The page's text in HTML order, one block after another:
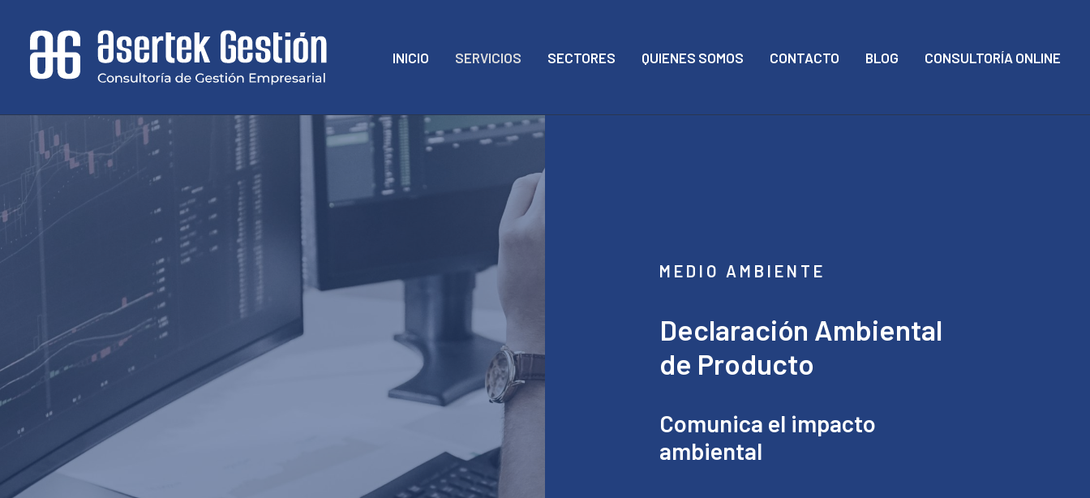
INICIO SERVICIOS SECTORES QUIENES SOMOS CONTACTO BLOG CONSULTORÍA ONLINE
MEDIO AMBIENTE
Declaración Ambiental
de Producto
Comunica el impacto
ambiental